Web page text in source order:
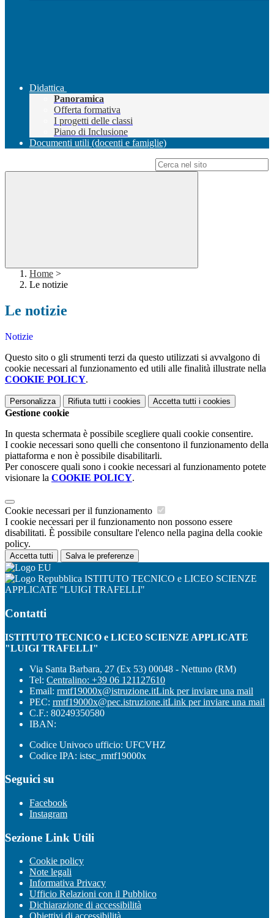
Didattica
Panoramica
Offerta formativa
I progetti delle classi
Piano di Inclusione
Documenti utili (docenti e famiglie)
Home >
Le notizie
Le notizie
Notizie
Questo sito o gli strumenti terzi da questo utilizzati si avvalgono di
cookie necessari al funzionamento ed utili alle finalità illustrate nella
COOKIE POLICY.
Personalizza Rifiuta tutti i cookies Accetta tutti i cookies
Gestione cookie
In questa schermata è possibile scegliere quali cookie consentire.
I cookie necessari sono quelli che consentono il funzionamento della
piattaforma e non è possibile disabilitarli.
Per conoscere quali sono i cookie necessari al funzionamento potete
visionare la COOKIE POLICY.
Cookie necessari per il funzionamento
I cookie necessari per il funzionamento non possono essere
disabilitati. È possibile consultare l'elenco nella pagina della cookie
policy.
Accetta tutti Salva le preferenze
ISTITUTO TECNICO e LICEO SCIENZE
APPLICATE "LUIGI TRAFELLI"
Contatti
ISTITUTO TECNICO e LICEO SCIENZE APPLICATE
"LUIGI TRAFELLI"
Via Santa Barbara, 27 (Ex 53) 00048 - Nettuno (RM)
Tel: Centralino: +39 06 121127610
Email: rmtf19000x@istruzione.itLink per inviare una mail
PEC: rmtf19000x@pec.istruzione.itLink per inviare una mail
C.F.: 80249350580
IBAN:
Codice Univoco ufficio: UFCVHZ
Codice IPA: istsc_rmtf19000x
Seguici su
Facebook
Instagram
Sezione Link Utili
Cookie policy
Note legali
Informativa Privacy
Ufficio Relazioni con il Pubblico
Dichiarazione di accessibilità